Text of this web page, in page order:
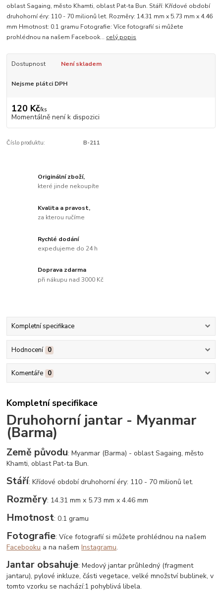
oblast Sagaing, město Khamti, oblast Pat-ta Bun. Stáří: Křídové období
druhohorní éry: 110 - 70 milionů let. Rozměry: 14.31 mm x 5.73 mm x 4.46
mm Hmotnost: 0.1 gramu Fotografie: Více fotografií si můžete
prohlédnou na našem Facebook... celý popis
Dostupnost Není skladem
Nejsme plátci DPH
120 Kč/ks
Momentálně není k dispozici
Číslo produktu: B-211
Originální zboží,
které jinde nekoupíte
Kvalita a pravost,
za kterou ručíme
Rychlé dodání
expedujeme do 24 h
Doprava zdarma
při nákupu nad 3000 Kč
Kompletní specifikace
Hodnocení 0
Komentáře 0
Kompletní specifikace
Druhohorní jantar - Myanmar
(Barma)
Země původu: Myanmar (Barma) - oblast Sagaing, město
Khamti, oblast Pat-ta Bun.
Stáří: Křídové období druhohorní éry: 110 - 70 milionů let.
Rozměry: 14.31 mm x 5.73 mm x 4.46 mm
Hmotnost: 0.1 gramu
Fotografie: Více fotografií si můžete prohlédnou na našem
Facebooku a na našemInstagramu.
Jantar obsahuje: Medový jantar průhledný (fragment
jantaru), pylové inkluze, části vegetace, velké množství bublinek, v
tomto vzorku se nachází:1 pohyblivá libela.